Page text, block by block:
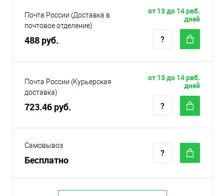
Почта России (Доставка в
почтовое отделение)
488 руб.
от 13 до 14 раб.
дней
Почта России (Курьерская
доставка)
723.46 руб.
от 13 до 14 раб.
дней
Самовывоз
Бесплатно